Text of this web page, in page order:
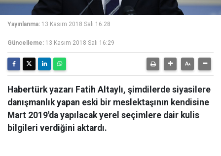
Yayınlanma: 13 Kasım 2018 Salı 16:28
Güncelleme: 13 Kasım 2018 Salı 16:29
Habertürk yazarı Fatih Altaylı, şimdilerde siyasilere
danışmanlık yapan eski bir meslektaşının kendisine
Mart 2019'da yapılacak yerel seçimlere dair kulis
bilgileri verdiğini aktardı.